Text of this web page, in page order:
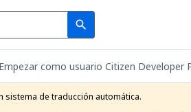
search
Search
Empezar como usuario Citizen Developer
sistema de traducción automática.